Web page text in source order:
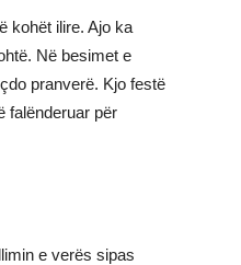
kohët ilire. Ajo ka
Në besimet e
pranverë. Kjo festë
falënderuar për
e verës sipas